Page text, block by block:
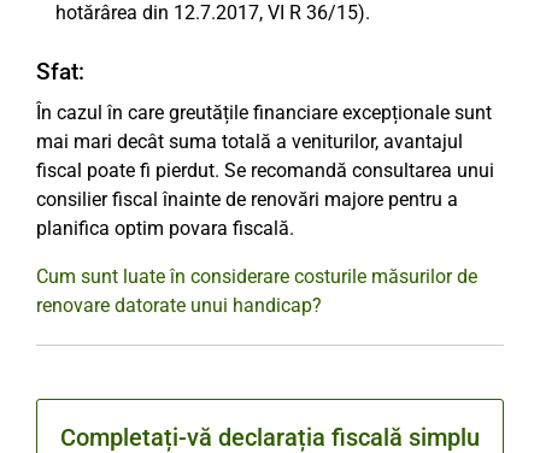
hotărârea din 12.7.2017, VI R 36/15).
Sfat:
În cazul în care greutățile financiare excepționale sunt
mai mari decât suma totală a veniturilor, avantajul
fiscal poate fi pierdut. Se recomandă consultarea unui
consilier fiscal înainte de renovări majore pentru a
planifica optim povara fiscală.
Cum sunt luate în considerare costurile măsurilor de
renovare datorate unui handicap?
Completați-vă declarația fiscală simplu